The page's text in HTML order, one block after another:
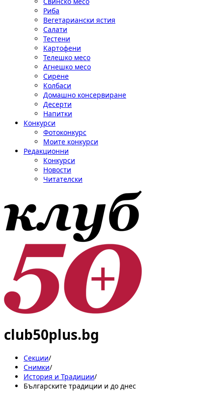
Риба
Вегетариански ястия
Салати
Тестени
Картофени
Телешко месо
Агнешко месо
Сирене
Колбаси
Домашно консервиране
Десерти
Напитки
Конкурси
Фотоконкурс
Моите конкурси
Редакционни
Конкурси
Новости
Читателски
club50plus.bg
Секции/
Снимки/
История и Традиции/
Българските традиции и до днес